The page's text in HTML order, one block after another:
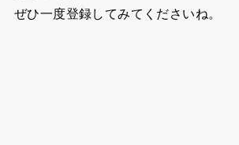
ぜひ一度登録してみてくださいね。